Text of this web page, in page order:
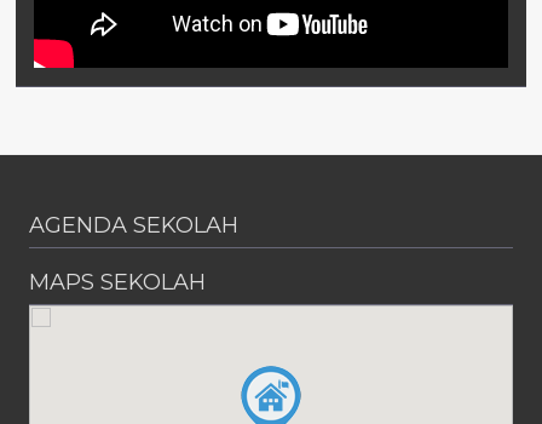
AGENDA SEKOLAH
MAPS SEKOLAH